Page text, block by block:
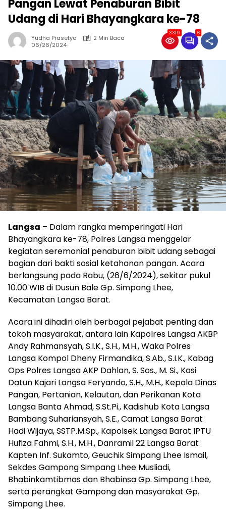
Pangan Lewat Penaburan Bibit
Udang di Hari Bhayangkara ke-78
Yudha Prasetya
2 Min Baca
06/26/2024
3319 6
Langsa – Dalam rangka memperingati Hari
Bhayangkara ke-78, Polres Langsa menggelar
kegiatan seremonial penaburan bibit udang sebagai
bagian dari bakti sosial ketahanan pangan. Acara
berlangsung pada Rabu, (26/6/2024), sekitar pukul
10.00 WIB di Dusun Bale Gp. Simpang Lhee,
Kecamatan Langsa Barat.
Acara ini dihadiri oleh berbagai pejabat penting dan
tokoh masyarakat, antara lain Kapolres Langsa AKBP
Andy Rahmansyah, S.I.K., S.H., M.H., Waka Polres
Langsa Kompol Dheny Firmandika, S.Ab., S.I.K., Kabag
Ops Polres Langsa AKP Dahlan, S. Sos., M. Si., Kasi
Datun Kajari Langsa Feryando, S.H., M.H., Kepala Dinas
Pangan, Pertanian, Kelautan, dan Perikanan Kota
Langsa Banta Ahmad, S.St.Pi., Kadishub Kota Langsa
Bambang Suhariansyah, S.E., Camat Langsa Barat
Hadi Wijaya, SSTP.M.Sp., Kapolsek Langsa Barat IPTU
Hufiza Fahmi, S.H., M.H., Danramil 22 Langsa Barat
Kapten Inf. Sukamto, Geuchik Simpang Lhee Ismail,
Sekdes Gampong Simpang Lhee Musliadi,
Bhabinkamtibmas dan Bhabinsa Gp. Simpang Lhee,
serta perangkat Gampong dan masyarakat Gp.
Simpang Lhee.